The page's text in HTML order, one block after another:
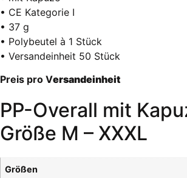
• CE Kategorie I
• 37 g
• Polybeutel à 1 Stück
• Versandeinheit 50 Stück
Preis pro Versandeinheit
PP-Overall mit
Größe M – XXXL
Größen